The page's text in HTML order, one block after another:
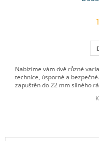
Nabízíme vám dvě různé
technice, úsporné a
zapuštěn do 22 mm silného